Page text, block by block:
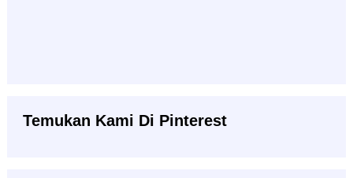
Temukan Kami Di Pinterest